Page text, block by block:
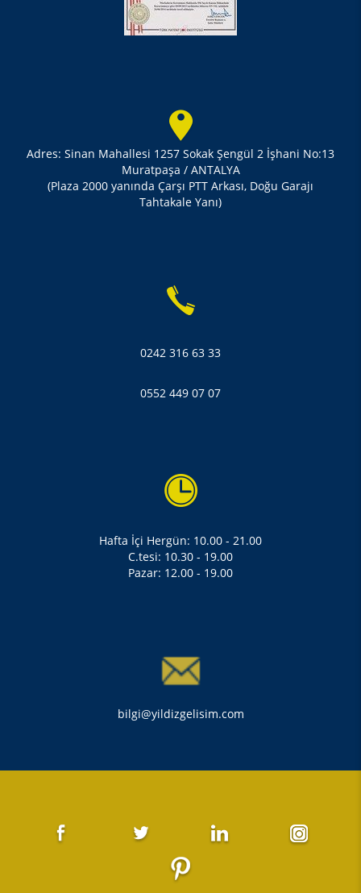
Adres: Sinan Mahallesi 1257 Sokak Şengül 2 İşhani No:13
Muratpaşa / ANTALYA
(Plaza 2000 yanında Çarşı PTT Arkası, Doğu Garajı
Tahtakale Yanı)
0242 316 63 33
0552 449 07 07
Hafta İçi Hergün: 10.00 - 21.00
C.tesi: 10.30 - 19.00
Pazar: 12.00 - 19.00
bilgi@yildizgelisim.com